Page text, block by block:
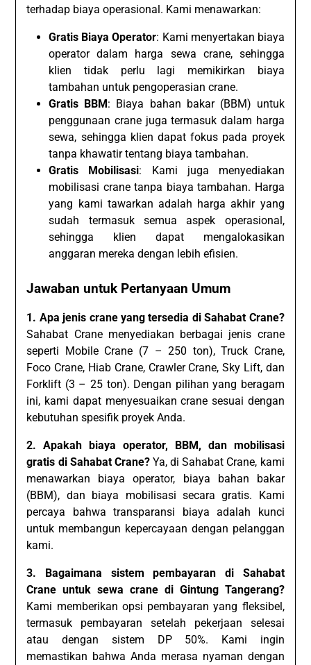
terhadap biaya operasional. Kami menawarkan:
Gratis Biaya Operator: Kami menyertakan biaya
operator dalam harga sewa crane, sehingga
klien tidak perlu lagi memikirkan biaya
tambahan untuk pengoperasian crane.
Gratis BBM: Biaya bahan bakar (BBM) untuk
penggunaan crane juga termasuk dalam harga
sewa, sehingga klien dapat fokus pada proyek
tanpa khawatir tentang biaya tambahan.
Gratis Mobilisasi: Kami juga menyediakan
mobilisasi crane tanpa biaya tambahan. Harga
yang kami tawarkan adalah harga akhir yang
sudah termasuk semua aspek operasional,
sehingga klien dapat mengalokasikan
anggaran mereka dengan lebih efisien.
Jawaban untuk Pertanyaan Umum
1. Apa jenis crane yang tersedia di Sahabat Crane?
Sahabat Crane menyediakan berbagai jenis crane
seperti Mobile Crane (7 – 250 ton), Truck Crane,
Foco Crane, Hiab Crane, Crawler Crane, Sky Lift, dan
Forklift (3 – 25 ton). Dengan pilihan yang beragam
ini, kami dapat menyesuaikan crane sesuai dengan
kebutuhan spesifik proyek Anda.
2. Apakah biaya operator, BBM, dan mobilisasi
gratis di Sahabat Crane?Ya, di Sahabat Crane, kami
menawarkan biaya operator, biaya bahan bakar
(BBM), dan biaya mobilisasi secara gratis. Kami
percaya bahwa transparansi biaya adalah kunci
untuk membangun kepercayaan dengan pelanggan
kami.
3. Bagaimana sistem pembayaran di Sahabat
Crane untuk sewa crane di Gintung Tangerang?
Kami memberikan opsi pembayaran yang fleksibel,
termasuk pembayaran setelah pekerjaan selesai
atau dengan sistem DP 50%. Kami ingin
memastikan bahwa Anda merasa nyaman dengan